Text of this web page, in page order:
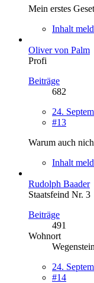
Mein erstes
Inhalt
Oliver von Palm
Profi
Beiträge
682
24.
#13
Warum auch
Inhalt
Rudolph Baader
Staatsfeind Nr. 3
Beiträge
491
Wohnort
Wegenstein
24.
#14